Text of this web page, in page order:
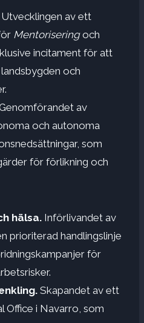
Utvecklingen av ett
Mentoriseringoch
incitament för att
och
av
och autonoma
som
för förlikning och
hälsa. Införlivandet av
prioriterad handlingslinje
för
Skapandet av ett
Office i Navarro, som